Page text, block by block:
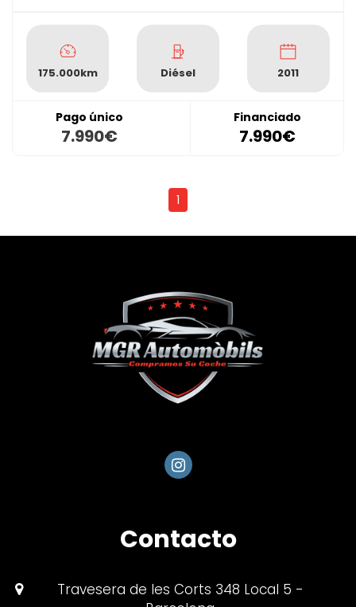
175.000km Diésel 2011
Pago único
7.990€
Financiado
7.990€
1
Contacto
Travesera de les Corts 348 Local 5 -